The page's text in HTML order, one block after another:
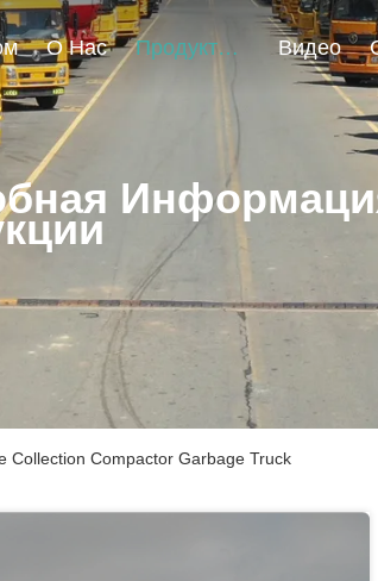
О Нас Продукты Видео
Collection Compactor Garbage Truck